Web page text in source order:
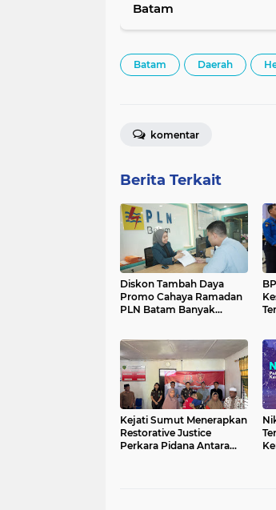
Batam
Batam Daerah
komentar
Berita Terkait
Diskon Tambah Daya
Promo Cahaya Ramadan
PLN Batam Banyak
Kejati Sumut Menerapkan
Restorative Justice
Perkara Pidana Antara